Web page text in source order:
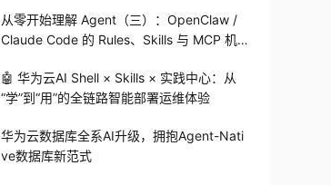
从零开始理解 Agent（三）：OpenClaw /
Claude Code 的 Rules、Skills 与 MCP 机
🤖 华为云AI Shell × Skills × 实践中心：从
“学”到“用”的全链路智能部署运维体验
华为云数据库全系AI升级，拥抱Agent-Nati
ve数据库新范式